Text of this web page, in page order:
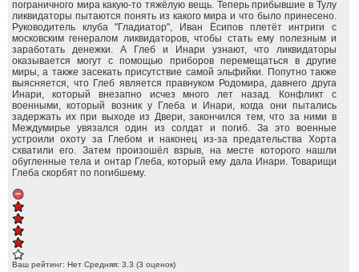
пограничного мира какую-то тяжёлую вещь. Теперь прибывшие в Тулу
ликвидаторы пытаются понять из какого мира и что было принесено.
Руководитель клуба "Гладиатор", Иван Ёсипов плетёт интриги с
московским генералом ликвидаторов, чтобы стать ему полезным и
заработать денежки. А Глеб и Инари узнают, что ликвидаторы
оказывается могут с помощью приборов перемещаться в другие
миры, а также засекать присутствие самой эльфийки. Попутно также
выясняется, что Глеб является правнуком Родомира, давнего друга
Инари, который внезапно исчез много лет назад. Конфликт с
военными, который возник у Глеба и Инари, когда они пытались
задержать их при выходе из Двери, закончился тем, что за ними в
Междумирье увязался один из солдат и погиб. За это военные
устроили охоту за Глебом и наконец из-за предательства Хорта
схватили его. Затем произошёл взрыв, на месте которого нашли
обугленные тела и онтар Глеба, который ему дала Инари. Товарищи
Глеба скорбят по погибшему.
Ваш рейтинг: Нет Средняя: 3.3 (3 оценок)